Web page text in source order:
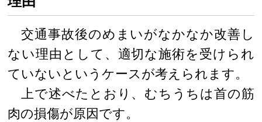
交通事故後のめまいがなかなか改善し
ない理由として、適切な施術を受けられ
ていないというケースが考えられます。
上で述べたとおり、むちうちは首の筋
肉の損傷が原因です。